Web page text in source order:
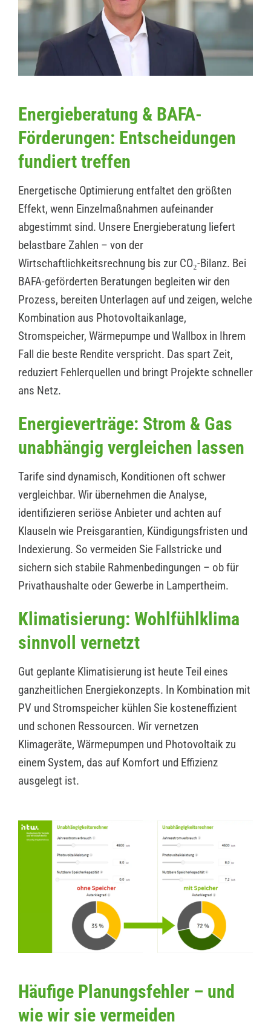
Energieberatung & BAFA-
Förderungen: Entscheidungen
fundiert treffen
Energetische Optimierung entfaltet den größten
Effekt, wenn Einzelmaßnahmen aufeinander
abgestimmt sind. Unsere Energieberatung liefert
belastbare Zahlen – von der
Wirtschaftlichkeitsrechnung bis zur CO₂-Bilanz. Bei
BAFA-geförderten Beratungen begleiten wir den
Prozess, bereiten Unterlagen auf und zeigen, welche
Kombination aus Photovoltaikanlage,
Stromspeicher, Wärmepumpe und Wallbox in Ihrem
Fall die beste Rendite verspricht. Das spart Zeit,
reduziert Fehlerquellen und bringt Projekte schneller
ans Netz.
Energieverträge: Strom & Gas
unabhängig vergleichen lassen
Tarife sind dynamisch, Konditionen oft schwer
vergleichbar. Wir übernehmen die Analyse,
identifizieren seriöse Anbieter und achten auf
Klauseln wie Preisgarantien, Kündigungsfristen und
Indexierung. So vermeiden Sie Fallstricke und
sichern sich stabile Rahmenbedingungen – ob für
Privathaushalte oder Gewerbe in Lampertheim.
Klimatisierung: Wohlfühlklima
sinnvoll vernetzt
Gut geplante Klimatisierung ist heute Teil eines
ganzheitlichen Energiekonzepts. In Kombination mit
PV und Stromspeicher kühlen Sie kosteneffizient
und schonen Ressourcen. Wir vernetzen
Klimageräte, Wärmepumpen und Photovoltaik zu
einem System, das auf Komfort und Effizienz
ausgelegt ist.
Häufige Planungsfehler – und
wie wir sie vermeiden